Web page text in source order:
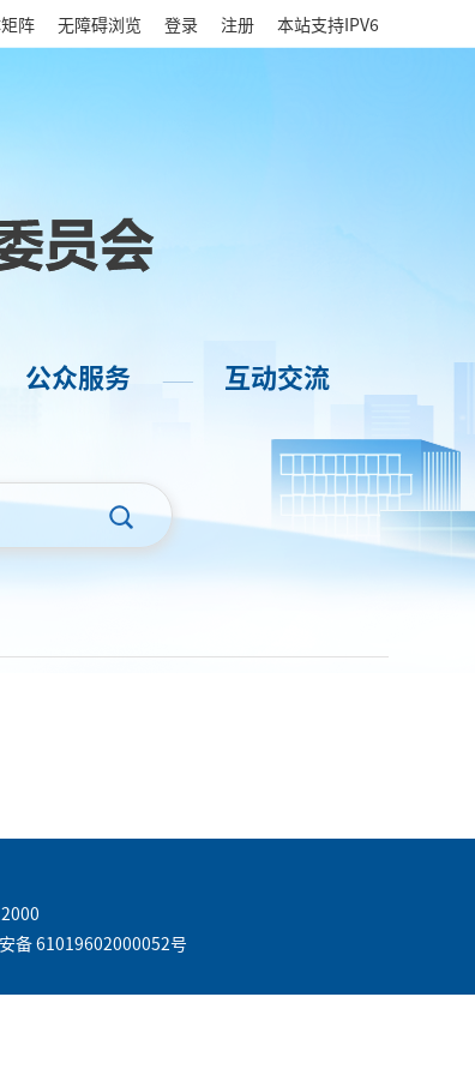
阵 无障碍浏览 登录 注册 本站支持IPV6
公众服务 —— 互动交流
备 61019602000052号